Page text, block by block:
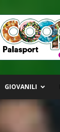
GIOVANILI